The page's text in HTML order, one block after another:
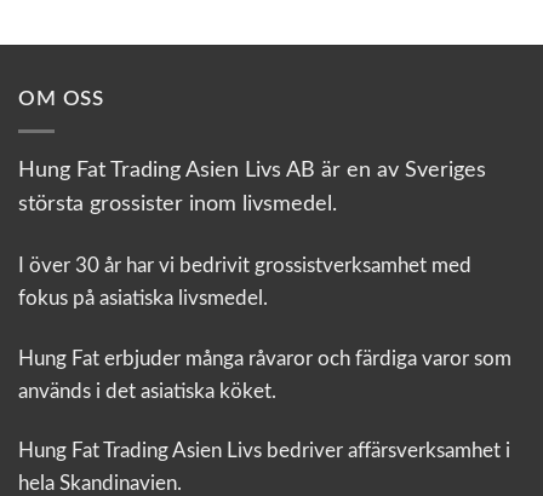
OM OSS
Hung Fat Trading Asien Livs AB är en av Sveriges
största grossister inom livsmedel.
I över 30 år har vi bedrivit grossistverksamhet med
fokus på asiatiska livsmedel.
Hung Fat erbjuder många råvaror och färdiga varor som
används i det asiatiska köket.
Hung Fat Trading Asien Livs bedriver affärsverksamhet i
hela Skandinavien.